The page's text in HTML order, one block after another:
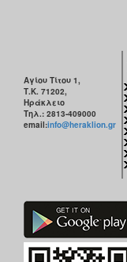
Αγίου Τίτου 1,
Τ.Κ. 71202,
Ηράκλειο
Τηλ.: 2813-409000
email:info@heraklion.gr